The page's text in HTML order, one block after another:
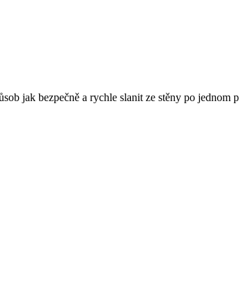
jak bezpečně a rychle slanit ze stěny po